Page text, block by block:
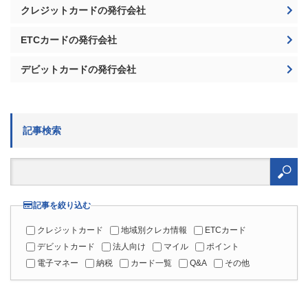
クレジットカードの発行会社
ETCカードの発行会社
デビットカードの発行会社
記事検索
検
記事を絞り込む
クレジットカード 地域別クレカ情報
ETCカード
デビットカード
法人向け マイル
ポイント
電子マネー
納税 カード一覧 Q&A その他